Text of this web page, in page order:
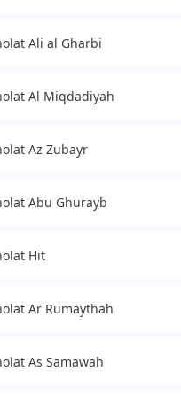
Ali al Gharbi
Al Miqdadiyah
Az Zubayr
Abu Ghurayb
Hit
Ar Rumaythah
As Samawah